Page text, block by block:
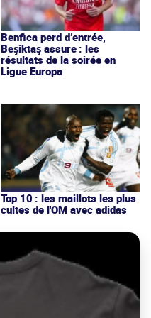
Benfica perd d’entrée,
Beşiktaş assure : les
résultats de la soirée en
Ligue Europa
Top 10 : les maillots les plus
cultes de l'OM avec adidas